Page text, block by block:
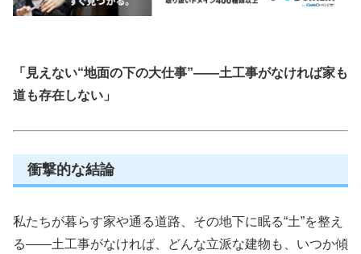
「見えない“地面の下の大仕事”――土工事がなければ家も
道も存在しない」
衝撃的な結論
私たちが暮らす家や通る道路、その地下に眠る“土”を整え
る――土工事がなければ、どんな立派な建物も、いつか傾